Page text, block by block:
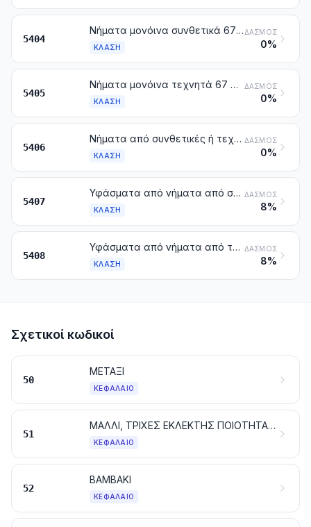
5404
Νήματα μονόινα συνθετικά 67 decitex ή περισσότερο και των οποίων η μεγαλύτερη διάσταση της εγκάρσιας τομής δεν υπερβαίνει το 1 mm. Λουρίδες και παρόμοιες μορφές (π.χ. τεχνητό άχυρο), από συνθετικές υφαντικές ύλες, των οποίων το ορατό πλάτος δεν υπερβαίνει τα 5 mm
ΚΛΆΣΗ
ΔΑΣΜΌΣ
0%
5405
Νήματα μονόινα τεχνητά 67 decitex ή περισσότερο και των οποίων η μεγαλύτερη διάσταση της εγκάρσιας τομής δεν υπερβαίνει το 1 mm. Λουρίδες και παρόμοιες μορφές (π.χ. τεχνητό άχυρο), από τεχνητές υφαντικές ύλες, των οποίων το ορατό πλάτος δεν υπερβαίνει τα 5 mm
ΚΛΆΣΗ
ΔΑΣΜΌΣ
0%
5406
Νήματα από συνθετικές ή τεχνητές ίνες, συνεχείς (άλλα από τα νήματα για ράψιμο), συσκευασμένα για τη λιανική πώληση
ΚΛΆΣΗ
ΔΑΣΜΌΣ
0%
5407
Υφάσματα από νήματα από συνθετικές ίνες συνεχείς, στα οποία περιλαμβάνονται και τα υφάσματα που κατασκευάζονται από τα προϊόντα της κλάσης 5404
ΚΛΆΣΗ
ΔΑΣΜΌΣ
8%
5408
Υφάσματα από νήματα από τεχνητές ίνες συνεχείς, στα οποία περιλαμβάνονται και τα υφάσματα που κατασκευάζονται από προϊόντα της κλάσης 5405
ΚΛΆΣΗ
ΔΑΣΜΌΣ
8%
Σχετικοί κωδικοί
50
ΜΕΤΑΞΙ
ΚΕΦΆΛΑΙΟ
51
ΜΑΛΛΙ, ΤΡΙΧΕΣ ΕΚΛΕΚΤΗΣ ΠΟΙΟΤΗΤΑΣ Ή ΧΟΝΤΡΟΕΙΔΕΙΣ. ΝΗΜΑΤΑ ΚΑΙ ΥΦΑΣΜΑΤΑ ΑΠΟ ΧΟΝΤΡΟΤΡΙΧΕΣ
ΚΕΦΆΛΑΙΟ
52
ΒΑΜΒΑΚΙ
ΚΕΦΆΛΑΙΟ